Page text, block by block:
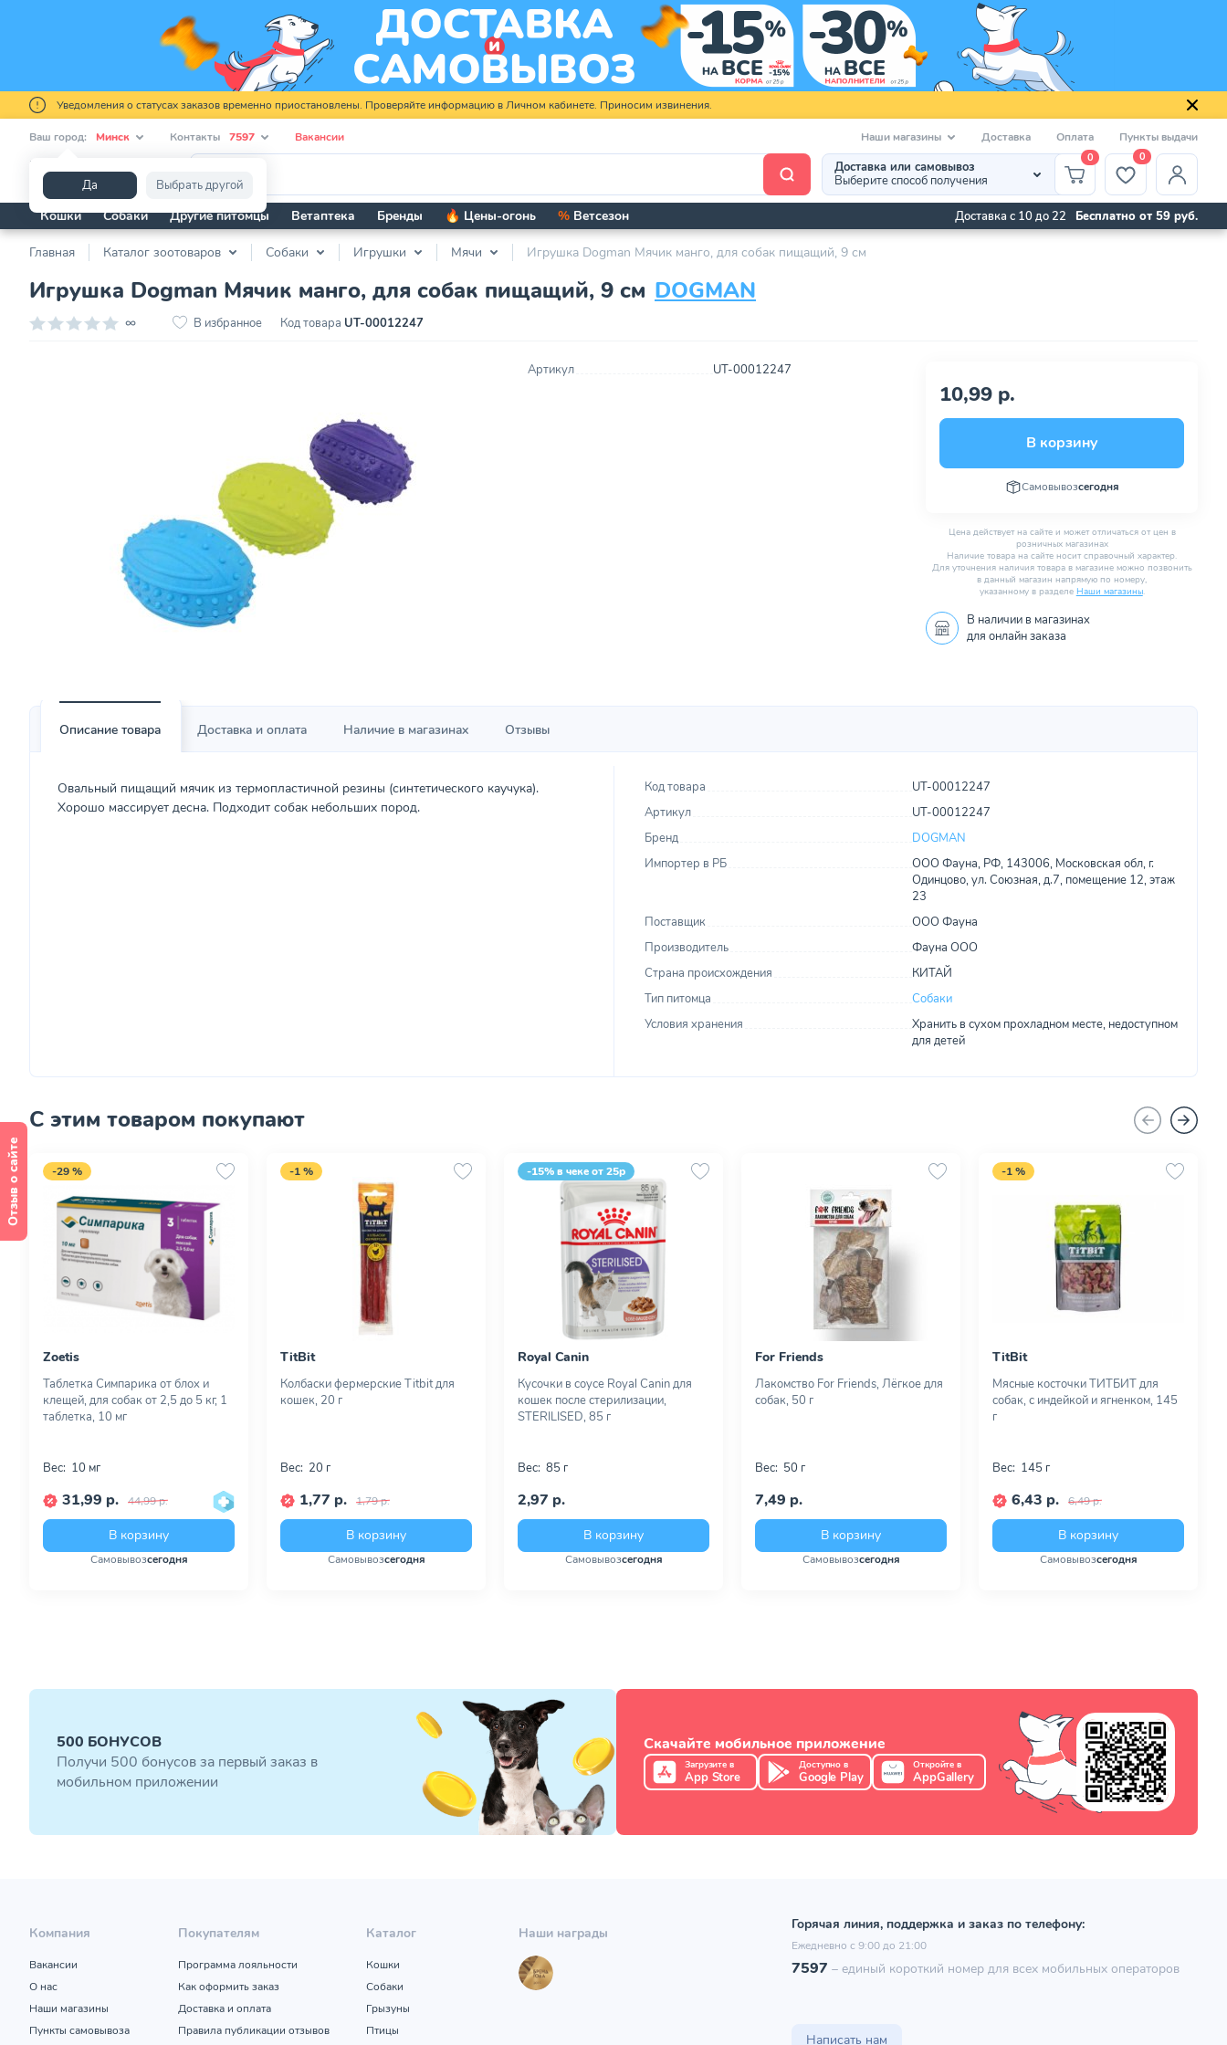
Уведомления о статусах заказов временно приостановлены. Проверяйте информацию в Личном кабинете. Приносим извинения.
Ваш город: Минск
Да Выбрать другой
Контакты 7597 Вакансии Наши магазины Доставка Оплата Пункты выдачи
Доставка или самовывоз
Выберите способ получения
0 0
Кошки Собаки Другие питомцы Ветаптека Бренды 🔥 Цены-огонь % Ветсезон Доставка с 10 до 22 Бесплатно от 59 руб.
Главная Каталог зоотоваров Собаки Игрушки Мячи Игрушка Dogman Мячик манго, для собак пищащий, 9 см
Игрушка Dogman Мячик манго, для собак пищащий, 9 см DOGMAN
∞ В избранное Код товара UT-00012247
Артикул UT-00012247
10,99 р.
В корзину
Самовывозсегодня
Цена действует на сайте и может отличаться от цен в
розничных магазинах
Наличие товара на сайте носит справочный характер.
Для уточнения наличия товара в магазине можно позвонить
в данный магазин напрямую по номеру,
указанному в разделе Наши магазины.
В наличии в магазинах
для онлайн заказа
Описание товара Доставка и оплата Наличие в магазинах Отзывы
Овальный пищащий мячик из термопластичной резины (синтетического каучука).
Хорошо массирует десна. Подходит собак небольших пород.
Код товара
UT-00012247
Артикул
UT-00012247
Бренд
DOGMAN
Импортер в РБ
ООО Фауна, РФ, 143006, Московская обл, г.
Одинцово, ул. Союзная, д.7, помещение 12, этаж
23
Поставщик
ООО Фауна
Производитель
Фауна ООО
Страна происхождения
КИТАЙ
Тип питомца
Собаки
Условия хранения
Хранить в сухом прохладном месте, недоступном
для детей
С этим товаром покупают
-29 %
Zoetis
Таблетка Симпарика от блох и
клещей, для собак от 2,5 до 5 кг, 1
таблетка, 10 мг
Вес: 10 мг
31,99 р. 44,99 р.
В корзину
Самовывозсегодня
-1 %
TitBit
Колбаски фермерские Titbit для
кошек, 20 г
Вес: 20 г
1,77 р. 1,79 р.
В корзину
Самовывозсегодня
-15% в чеке от 25р
Royal Canin
Кусочки в соусе Royal Canin для
кошек после стерилизации,
STERILISED, 85 г
Вес: 85 г
2,97 р.
В корзину
Самовывозсегодня
For Friends
Лакомство For Friends, Лёгкое для
собак, 50 г
Вес: 50 г
7,49 р.
В корзину
Самовывозсегодня
-1 %
TitBit
Мясные косточки ТИТБИТ для
собак, с индейкой и ягненком, 145
г
Вес: 145 г
6,43 р. 6,49 р.
В корзину
Самовывозсегодня
500 БОНУСОВ
Получи 500 бонусов за первый заказ в
мобильном приложении
Скачайте мобильное приложение
Загрузите в
App Store
Доступно в
Google Play
Откройте в
AppGallery
Горячая линия, поддержка и заказ по телефону:
Ежедневно с 9:00 до 21:00
7597 – единый короткий номер для всех мобильных операторов
Написать нам
Компания
Вакансии
О нас
Наши магазины
Пункты самовывоза
Покупателям
Программа лояльности
Как оформить заказ
Доставка и оплата
Правила публикации отзывов
Каталог
Кошки
Собаки
Грызуны
Птицы
Наши награды
Отзыв о сайте